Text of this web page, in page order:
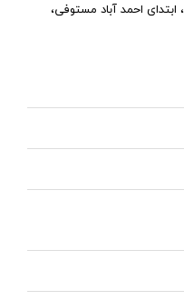
احمد آباد مستوفی،